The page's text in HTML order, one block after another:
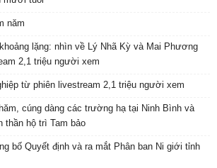
năm
lặng: nhìn về Lý Nhã Kỳ và Mai Phương
2,1 triệu người xem
từ phiên livestream 2,1 triệu người xem
cúng dàng các trường hạ tại Ninh Bình và
thần hộ trì Tam bảo
bố Quyết định và ra mắt Phân ban Ni giới tỉnh